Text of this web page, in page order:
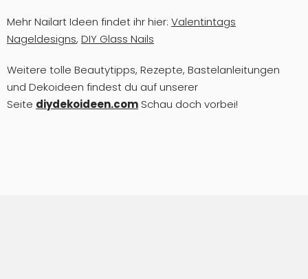
Mehr Nailart Ideen findet ihr hier: Valentintags
Nageldesigns, DIY Glass Nails
Weitere tolle Beautytipps, Rezepte, Bastelanleitungen
und Dekoideen findest du auf unserer
Seite diydekoideen.com Schau doch vorbei!